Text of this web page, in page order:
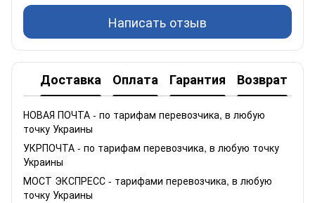
Написать отзыв
Доставка Оплата Гарантия Возврат
НОВАЯ ПОЧТА - по тарифам перевозчика, в любую
точку Украины
УКРПОЧТА - по тарифам перевозчика, в любую точку
Украины
МОСТ ЭКСПРЕСС - тарифами перевозчика, в любую
точку Украины